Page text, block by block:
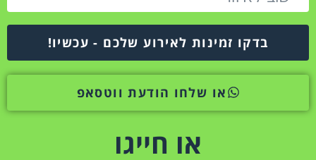
בדקו זמינות לאירוע שלכם - עכשיו!
או שלחו הודעת ווטסאפ
או חייגו